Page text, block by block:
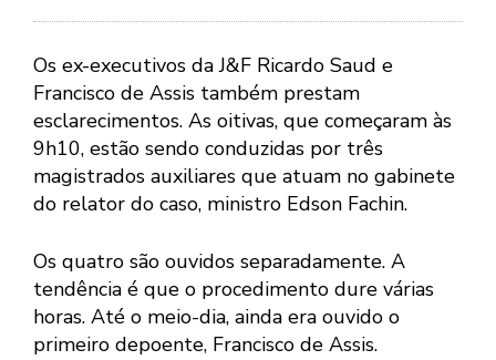
Os ex-executivos da J&F Ricardo Saud e
Francisco de Assis também prestam
esclarecimentos. As oitivas, que começaram às
9h10, estão sendo conduzidas por três
magistrados auxiliares que atuam no gabinete
do relator do caso, ministro Edson Fachin.
Os quatro são ouvidos separadamente. A
tendência é que o procedimento dure várias
horas. Até o meio-dia, ainda era ouvido o
primeiro depoente, Francisco de Assis.